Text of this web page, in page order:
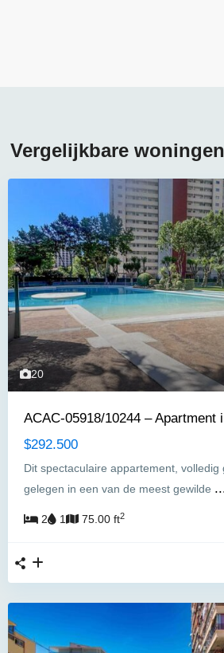
Vergelijkbare
20
ACAC-05918/10244 – Apartment
$292.500
Dit spectaculaire appartement, volledig
gelegen in een van de meest gewilde
2 1 75.00 ft2